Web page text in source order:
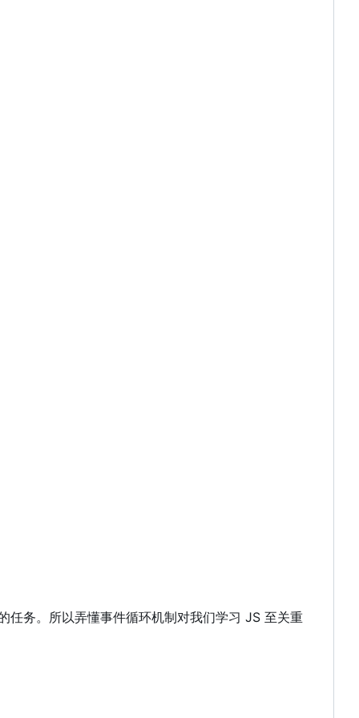
任务。所以弄懂事件循环机制对我们学习 JS 至关重